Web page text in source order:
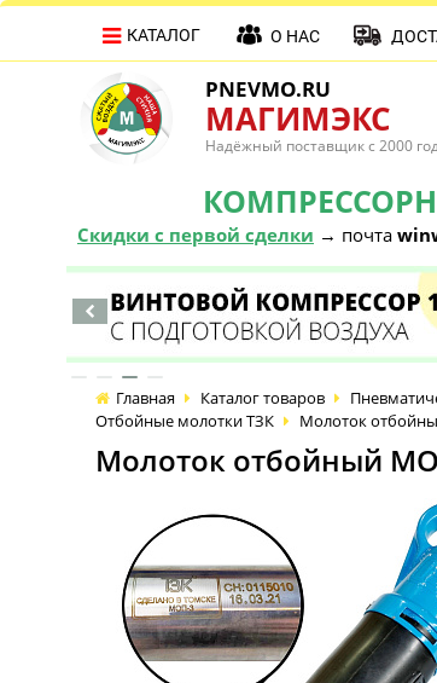
PNEVMO.RU
МАГИМЭКС
Надёжный поставщик с 2000
Скидки с первой сделки → почта
КАТАЛОГ О НАС
Главная Каталог товаров
Отбойные молотки ТЗК
Молоток
Молоток отбойный